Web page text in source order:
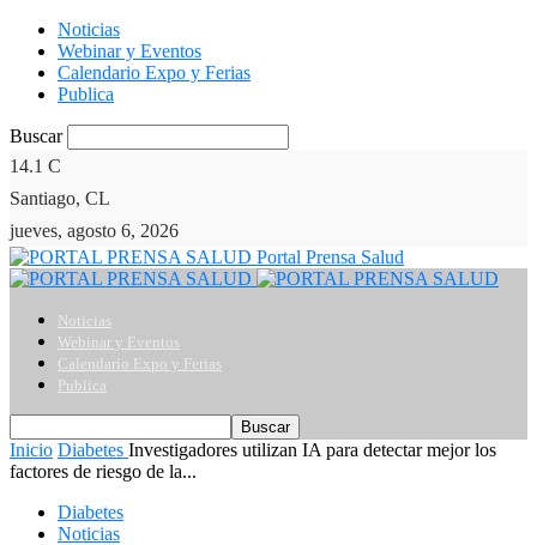
Noticias
Webinar y Eventos
Calendario Expo y Ferias
Publica
Buscar
14.1 C
Santiago, CL
jueves, agosto 6, 2026
Portal Prensa Salud
Noticias
Webinar y Eventos
Calendario Expo y Ferias
Publica
Inicio Diabetes Investigadores utilizan IA para detectar mejor los
factores de riesgo de la...
Diabetes
Noticias